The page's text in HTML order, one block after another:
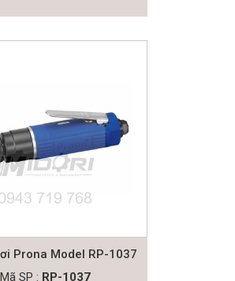
Prona Model RP-1037
Mã SP : RP-1037